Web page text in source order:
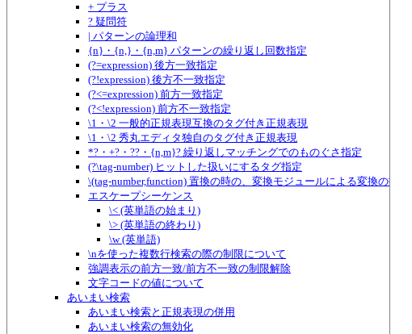
+ プラス
? 疑問符
| パターンの論理和
{n}・{n,}・{n,m} パターンの繰り返し回数指定
(?=expression) 後方一致指定
(?!expression) 後方不一致指定
(?<=expression) 前方一致指定
(?<!expression) 前方不一致指定
\1・\2 一般的正規表現互換のタグ付き正規表現
\1・\2 秀丸エディタ独自のタグ付き正規表現
*?・+?・??・{n,m}? 繰り返しマッチングでのものぐさ指定
(?\tag-number) ヒットした扱いにするタグ指定
\(tag-number,function) 置換の時の、変換モジュールによる変換の指定
エスケープシーケンス
\< (英単語の始まり)
\> (英単語の終わり)
\w (英単語)
\nを使った複数行検索の際の制限について
強調表示の前方一致/前方不一致の制限解除
文字コードの値について
あいまい検索
あいまい検索と正規表現の併用
あいまい検索の無効化